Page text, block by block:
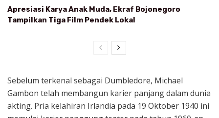
Apresiasi Karya Anak Muda, Ekraf Bojonegoro
Tampilkan Tiga Film Pendek Lokal
Sebelum terkenal sebagai Dumbledore, Michael
Gambon telah membangun karier panjang dalam dunia
akting. Pria kelahiran Irlandia pada 19 Oktober 1940 ini